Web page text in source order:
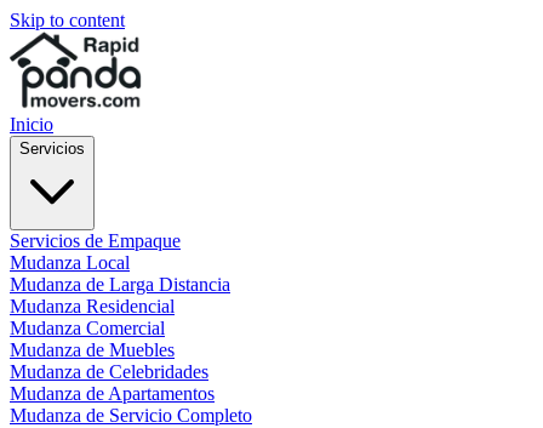
Skip to content
Inicio
Servicios
Servicios de Empaque
Mudanza Local
Mudanza de Larga Distancia
Mudanza Residencial
Mudanza Comercial
Mudanza de Muebles
Mudanza de Celebridades
Mudanza de Apartamentos
Mudanza de Servicio Completo